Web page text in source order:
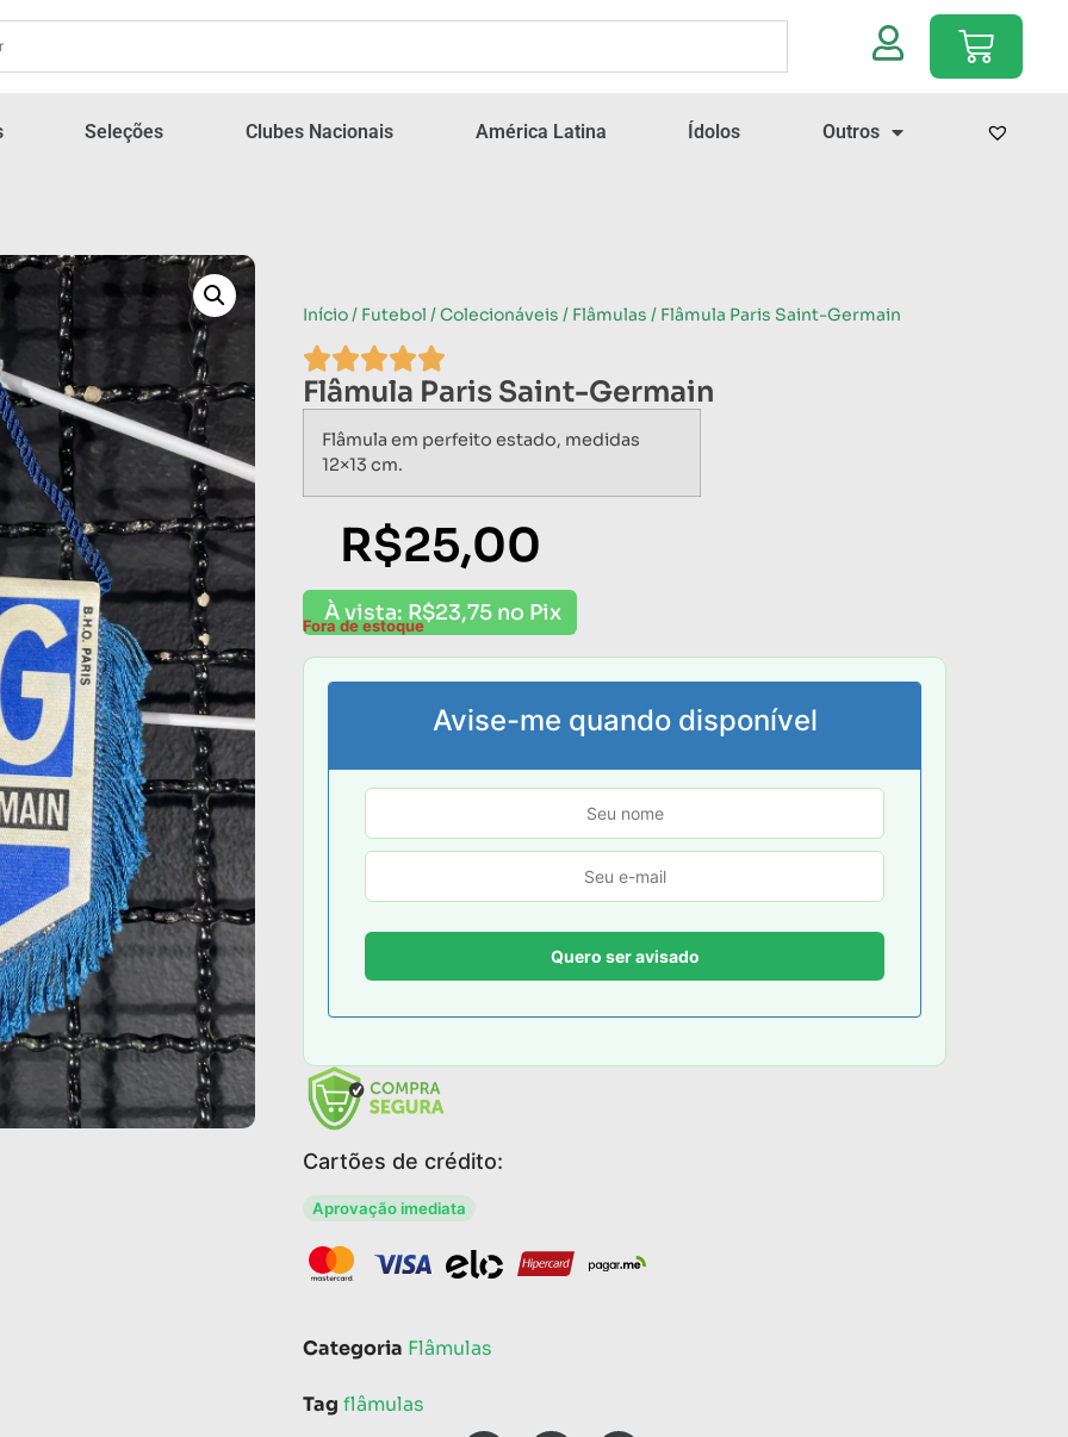
Seleções Clubes Nacionais América Latina Ídolos Outros
Início/ Futebol /Colecionáveis / Flâmulas / Flâmula Paris Saint-Germain
Flâmula Paris Saint-Germain
Flâmula em perfeito estado, medidas
12×13 cm.
R$25,00
À vista: R$23,75 no Pix
Fora de estoque
Avise-me quando disponível
Cartões de crédito:
Aprovação imediata
Categoria Flâmulas
Tag flâmulas